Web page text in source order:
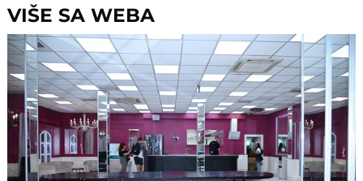
odnosu bili
VIŠE SA WEBA